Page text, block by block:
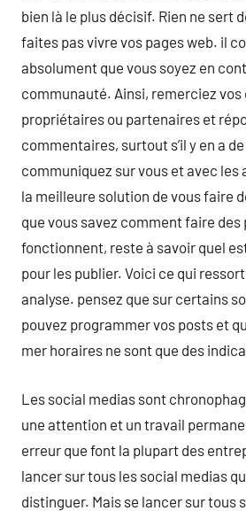
bien là le plus décisif. Rien ne sert
faites pas vivre vos pages web. il
absolument que vous soyez en
communauté. Ainsi, remerciez
propriétaires ou partenaires et
commentaires, surtout s’il y en a
communiquez sur vous et avec les
la meilleure solution de vous faire
que vous savez comment faire des
fonctionnent, reste à savoir quel
pour les publier. Voici ce qui
analyse. pensez que sur certains
pouvez programmer vos posts et
mer horaires ne sont que des
Les social medias sont
une attention et un travail
erreur que font la plupart des
lancer sur tous les social medias
distinguer. Mais se lancer sur tous